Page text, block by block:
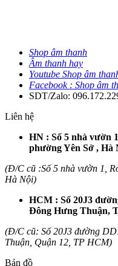
Shop âm thanh
Âm thanh hay
Youtube Shop âm
Facebook : Shop âm
SDT/Zalo:
Liên hệ
HN : Số 5 nhà vườn
phường Yên Sở , Hà
(Đ/C cũ :Số 5 nhà vườn 1,
Hà Nội)
HCM : Số 20J3
Đông Hưng Thuận,
(Đ/C cũ: Số 20J3 đường
Thuận, Quận 12, TP HCM)
Bản đồ